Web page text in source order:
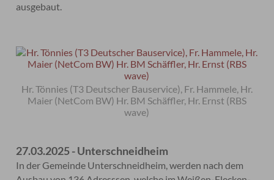
ausgebaut.
Hr. Tönnies (T3 Deutscher Bauservice), Fr. Hammele, Hr.
Maier (NetCom BW) Hr. BM Schäffler, Hr. Ernst (RBS
wave)
27.03.2025 - Unterschneidheim
In der Gemeinde Unterschneidheim, werden nach dem